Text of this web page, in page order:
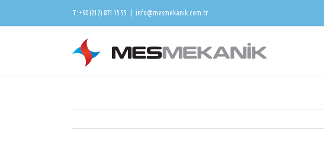
T: +90 (212) 871 15 55 info@mesmekanik.com.tr